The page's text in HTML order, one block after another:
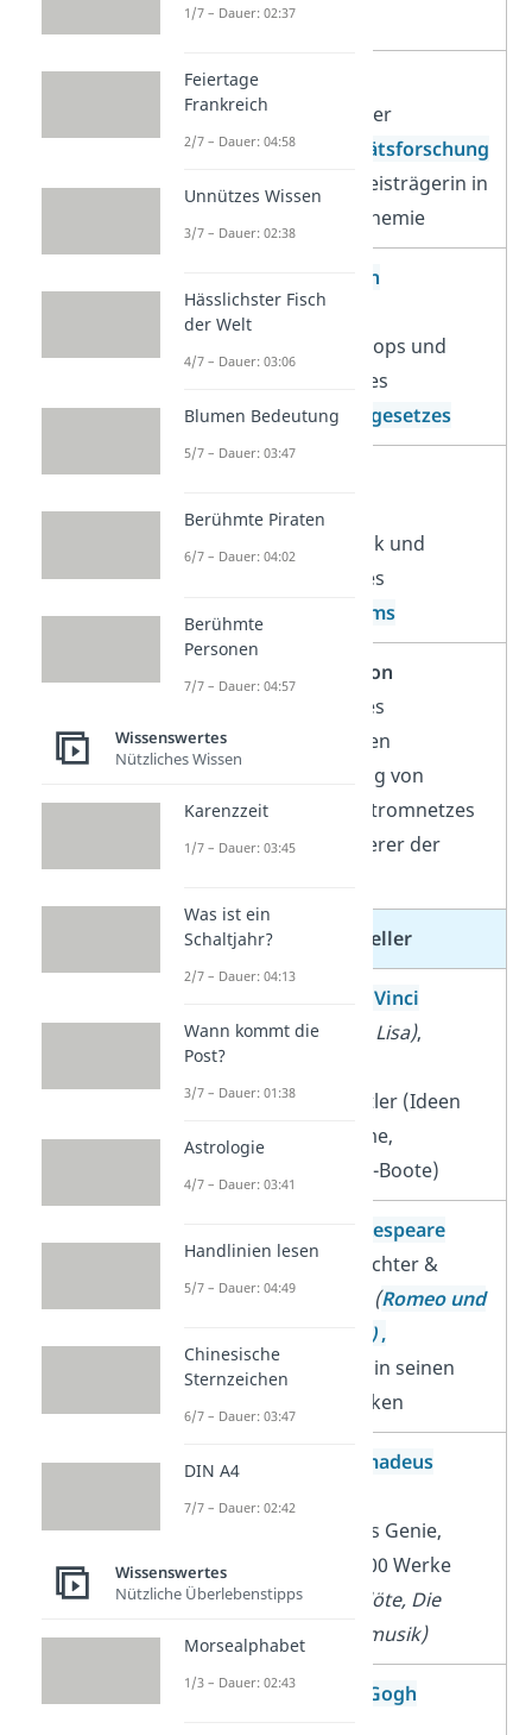
Physik (1921)
Marie Curie
Pionierin in der
Radioaktivitätsforschung
und Nobelpreisträgerin in
Physik und Chemie
Isaac Newton
Erfinder des
Spiegelteleskops und
Begründer des
Gravitationsgesetzes
Visionär der
Elektrotechnik und
Entwickler des
Wechselstroms
Thomas Edison
Entwickler des
Phonographen
(Aufzeichnung von
Schall), des Stromnetzes
und Verbesserer der
Künstler& Schriftsteller
Leonardo da Vinci
Maler(Mona Lisa),
Wissenschaftler (Ideen
für Fallschirme,
Helikopter, U-Boote)
William Shakespeare
englischer Dichter &
Schriftsteller (Romeo und
Hamlet),
Schauspieler in seinen
eigenen Stücken
Wolfgang Amadeus
musikalisches Genie,
schuf über 600 Werke
(Die Zauberflöte, Die
kleine Nachtmusik)
Vincent van Gogh
1/7 – Dauer: 02:37
Feiertage
Frankreich
2/7 – Dauer: 04:58
Unnützes Wissen
3/7 – Dauer: 02:38
Hässlichster Fisch
der Welt
4/7 – Dauer: 03:06
Blumen Bedeutung
5/7 – Dauer: 03:47
Berühmte Piraten
6/7 – Dauer: 04:02
Berühmte
Personen
7/7 – Dauer: 04:57
Wissenswertes
Nützliches Wissen
Karenzzeit
1/7 – Dauer: 03:45
Was ist ein
Schaltjahr?
2/7 – Dauer: 04:13
Wann kommt die
Post?
3/7 – Dauer: 01:38
Astrologie
4/7 – Dauer: 03:41
Handlinien lesen
5/7 – Dauer: 04:49
Chinesische
Sternzeichen
6/7 – Dauer: 03:47
DIN A4
7/7 – Dauer: 02:42
Wissenswertes
Nützliche Überlebenstipps
Morsealphabet
1/3 – Dauer: 02:43